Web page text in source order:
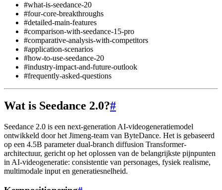
#what-is-seedance-20
#four-core-breakthroughs
#detailed-main-features
#comparison-with-seedance-15-pro
#comparative-analysis-with-competitors
#application-scenarios
#how-to-use-seedance-20
#industry-impact-and-future-outlook
#frequently-asked-questions
Wat is Seedance 2.0?#
Seedance 2.0 is een next-generation AI-videogeneratiemodel
ontwikkeld door het Jimeng-team van ByteDance. Het is gebaseerd
op een 4.5B parameter dual-branch diffusion Transformer-
architectuur, gericht op het oplossen van de belangrijkste pijnpunten
in AI-videogeneratie: consistentie van personages, fysiek realisme,
multimodale input en generatiesnelheid.